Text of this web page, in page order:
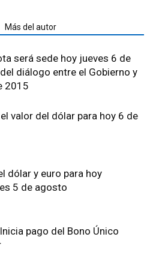
Más del autor
será sede hoy jueves 6 de
diálogo entre el Gobierno y
2015
valor del dólar para hoy 6 de
dólar y euro para hoy
5 de agosto
pago del Bono Único